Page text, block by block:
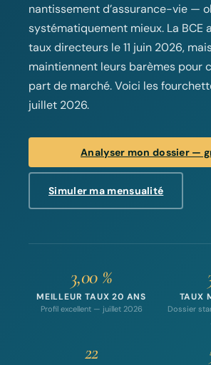
nantissement d’assurance-vie —
systématiquement mieux. La BCE
taux directeurs le 11 juin 2026,
maintiennent leurs barèmes pour
part de marché. Voici les
juillet 2026.
Analyser mon dossier —
Simuler ma mensualité
3,00 %
MEILLEUR TAUX 20 ANS
Profil excellent — juillet 2026
TAUX
Dossier
22